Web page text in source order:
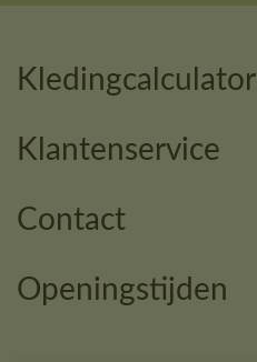
Kledingcalculator
Klantenservice
Contact
Openingstijden